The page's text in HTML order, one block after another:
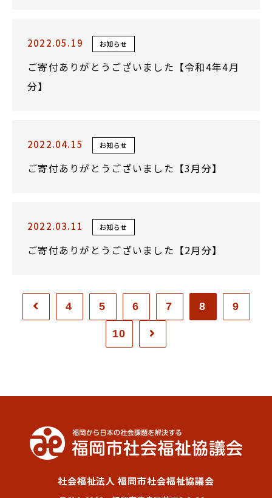
2022.05.19 お知らせ
ご寄付ありがとうございました【令和4年4月
分】
2022.04.15 お知らせ
ご寄付ありがとうございました【3月分】
2022.03.11 お知らせ
ご寄付ありがとうございました【2月分】
4 5 6 7 8 9
10
社会福祉法人 福岡市社会福祉協議会